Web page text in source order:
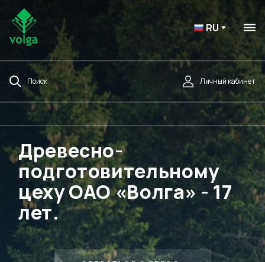
RU
Поиск Личный кабинет
Древесно-
подготовительному
цеху ОАО «Волга» - 17
лет.